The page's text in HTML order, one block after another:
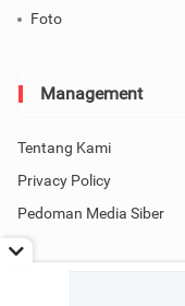
Foto
Management
Tentang Kami
Privacy Policy
Pedoman Media Siber
Copyright ©